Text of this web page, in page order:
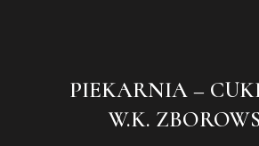
PIEKARNIA –
W.K.